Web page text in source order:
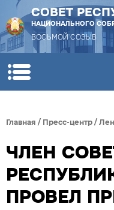
СОВЕТ
НАЦИОНАЛЬНОГО
ВОСЬМОЙ СОЗЫВ
Главная / Пресс-центр /
ЧЛЕН
ПРОВЕЛ